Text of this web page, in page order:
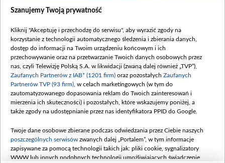
Dostępność
Procedura zgłoszeń wewnętrznych
Szanujemy Twoją prywatność
Kliknij "Akceptuję i przechodzę do serwisu", aby wyrazić zgody na
korzystanie z technologii automatycznego śledzenia i zbierania danych,
dostęp do informacji na Twoim urządzeniu końcowym i ich
przechowywanie oraz na przetwarzanie Twoich danych osobowych przez
nas, czyli Telewizję Polską S.A. w likwidacji (zwaną dalej również „TVP”),
Zaufanych Partnerów z IAB* (1201 firm) oraz pozostałych Zaufanych
Partnerów TVP (93 firm) , w celach marketingowych (w tym do
zautomatyzowanego dopasowania reklam do Twoich zainteresowań i
mierzenia ich skuteczności) i pozostałych, które wskazujemy poniżej, a
także zgody na udostępnianie przez nas identyfikatora PPID do Google.
Twoje dane osobowe zbierane podczas odwiedzania przez Ciebie naszych
poszczególnych serwisów zwanych dalej „Portalem”, w tym informacje
zapisywane za pomocą technologii takich jak: pliki cookie, sygnalizatory
WWW lub innych podobnych technologii umożliwiających świadczenie